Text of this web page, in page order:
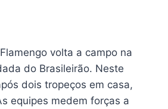
volta a campo na
do Brasileirão. Neste
dois tropeços em casa,
equipes medem forças a